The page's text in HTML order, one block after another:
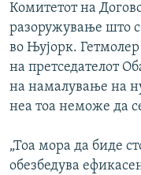
Комитетот на
разоружување што
во Њујорк.
на претседателот
на намалување на
неа тоа неможе да
„Тоа мора да биде
обезбедува